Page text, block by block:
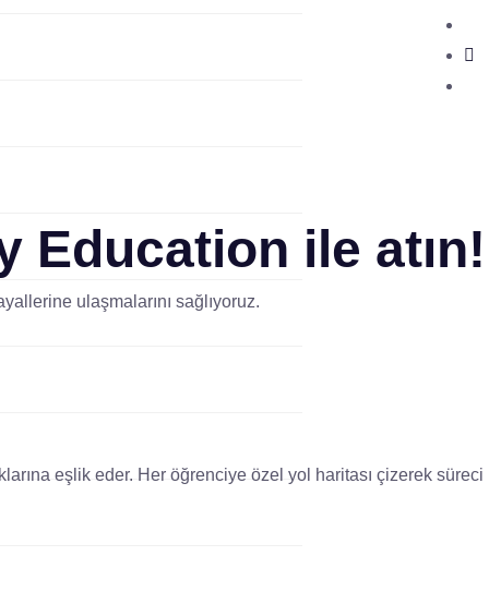
Education ile atın!
ulaşmalarını sağlıyoruz.
eşlik eder. Her öğrenciye özel yol haritası çizerek süreci